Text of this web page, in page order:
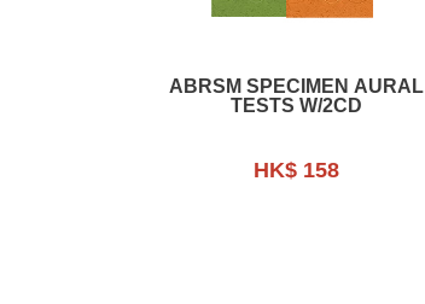
ABRSM SPECIMEN AURAL
TESTS W/2CD
HK$ 158